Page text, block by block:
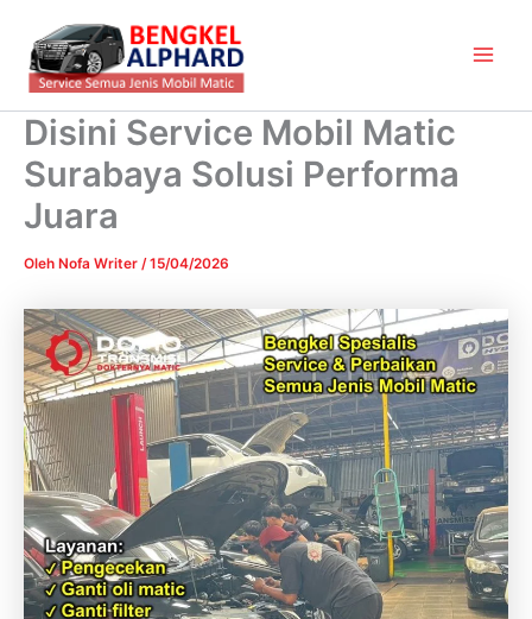
konten
Disini Service Mobil Matic
Surabaya Solusi Performa
Juara
Oleh Nofa Writer /15/04/2026